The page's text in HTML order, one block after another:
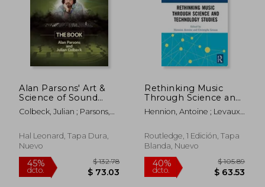
dcto. $ 49.15
40%
dcto.
Alan Parsons' Art &
Science of Sound
Recording: The Book
(en Inglés)
Colbeck, Julian ; Parsons,
Hal Leonard, Tapa Dura,
Nuevo
Rethinking Music
Through Science and
Technology Studies
(en Inglés)
Hennion, Antoine ; Levaux,
Routledge, 1 Edición, Tapa
Blanda, Nuevo